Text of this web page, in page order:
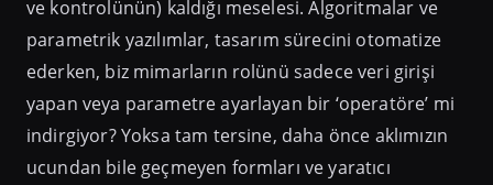
ve kontrolünün) kaldığı meselesi. Algoritmalar ve
parametrik yazılımlar, tasarım sürecini otomatize
ederken, biz mimarların rolünü sadece veri girişi
yapan veya parametre ayarlayan bir ‘operatöre’ mi
indirgiyor? Yoksa tam tersine, daha önce aklımızın
ucundan bile geçmeyen formları ve yaratıcı